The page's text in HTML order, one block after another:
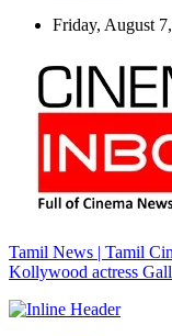
Friday, August
Tamil News | Tamil
Kollywood actress